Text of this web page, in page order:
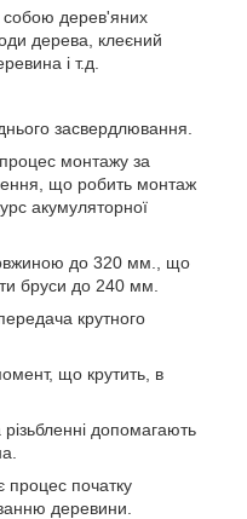
собою дерев'яних
дерева, клеєний
і т.д.
засвердлювання.
монтажу за
що робить монтаж
акумуляторної
до 320 мм., що
бруси до 240 мм.
крутного
що крутить, в
різьбленні допомагають
процес початку
деревини.